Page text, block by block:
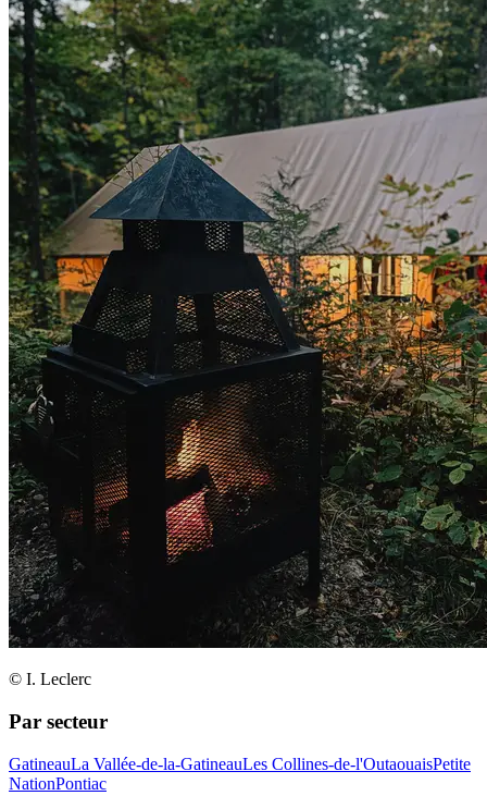
© I. Leclerc
Par secteur
GatineauLa Vallée-de-la-GatineauLes Collines-de-l'OutaouaisPetite
NationPontiac